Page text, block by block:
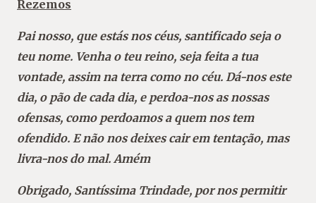
Rezemos
Pai nosso, que estás nos céus, santificado seja o
teu nome. Venha o teu reino, seja feita a tua
vontade, assim na terra como no céu. Dá-nos este
dia, o pão de cada dia, e perdoa-nos as nossas
ofensas, como perdoamos a quem nos tem
ofendido. E não nos deixes cair em tentação, mas
livra-nos do mal. Amém
Obrigado, Santíssima Trindade, por nos permitir